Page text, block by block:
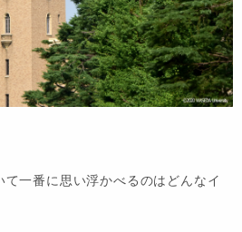
て一番に思い浮かべるのはどんなイ